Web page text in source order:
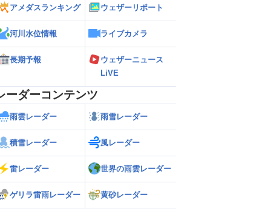
アメダスランキング ウェザーリポート
河川水位情報 ライブカメラ
長期予報
ウェザーニュース
LiVE
ーダーコンテンツ
雨雲レーダー 雨雪レーダー
積雪レーダー 風レーダー
雷レーダー 世界の雨雲レーダー
ゲリラ雷雨レーダー 黄砂レーダー